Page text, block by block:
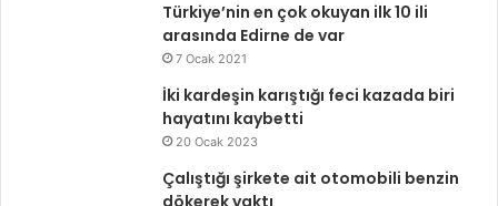
Türkiye’nin en çok okuyan ilk 10 ili
arasında Edirne de var
7 Ocak 2021
İki kardeşin karıştığı feci kazada biri
hayatını kaybetti
20 Ocak 2023
Çalıştığı şirkete ait otomobili benzin
dökerek yaktı